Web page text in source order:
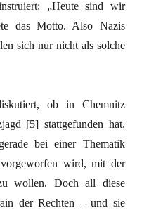
„Heute sind wir
das Motto. Also Nazis
sich nur nicht als solche
ob in Chemnitz
[5] stattgefunden hat.
bei einer Thematik
wird, mit der
wollen. Doch all diese
der Rechten – und sie